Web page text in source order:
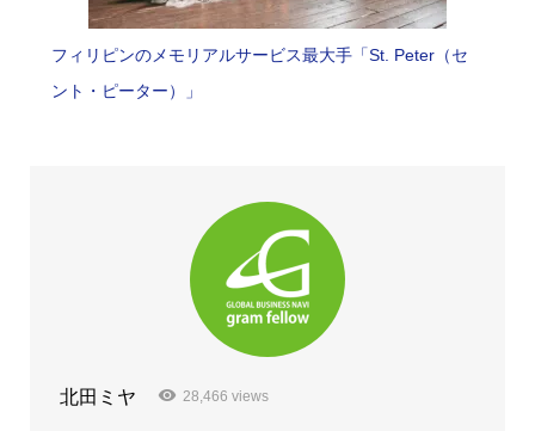
フィリピンのメモリアルサービス最大手「St. Peter（セ
ント・ピーター）」
北田ミヤ 28,466 views